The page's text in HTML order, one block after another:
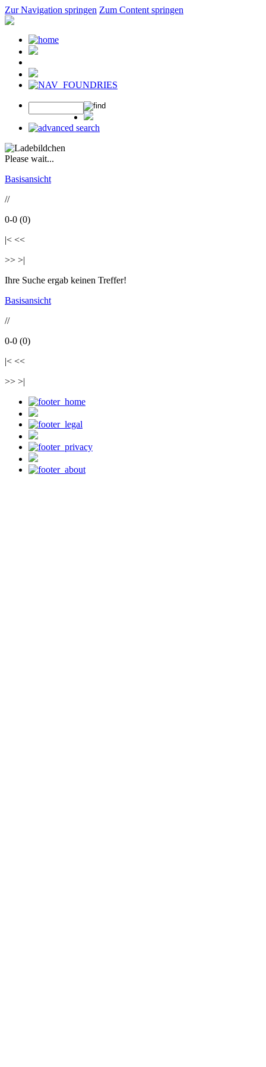
Zur Navigation springen Zum Content springen
Please wait...
Basisansicht
//
0-0 (0)
|< <<
>> >|
Ihre Suche ergab keinen Treffer!
Basisansicht
//
0-0 (0)
|< <<
>> >|